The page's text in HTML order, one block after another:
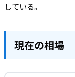
している。
現在の相場